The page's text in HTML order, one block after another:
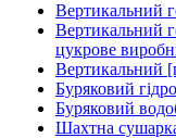
Вертикальний
Вертикальний
цукрове
Вертикальний
Буряковий
Буряковий
Шахтна